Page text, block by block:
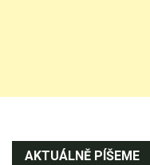
AKTUÁLNĚ PÍŠEME